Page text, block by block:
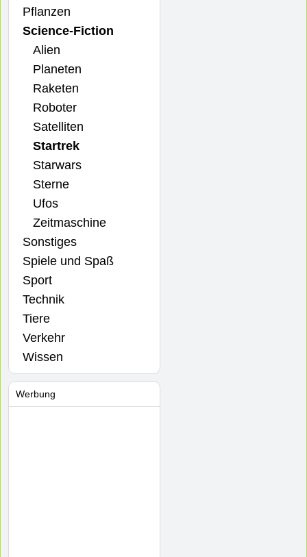
Pflanzen
Science-Fiction
Alien
Planeten
Raketen
Roboter
Satelliten
Startrek
Starwars
Sterne
Ufos
Zeitmaschine
Sonstiges
Spiele und Spaß
Sport
Technik
Tiere
Verkehr
Wissen
Werbung